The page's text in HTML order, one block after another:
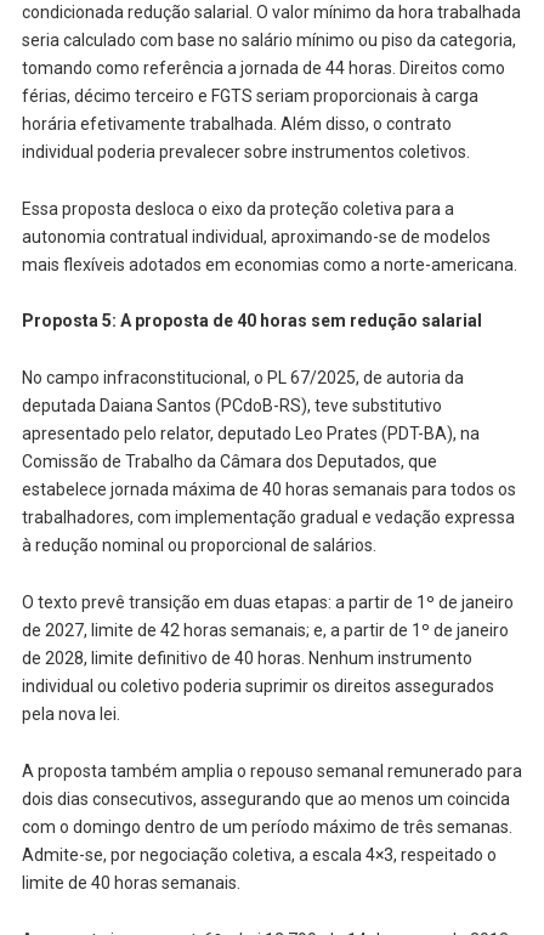
condicionada redução salarial. O valor mínimo da hora trabalhada
seria calculado com base no salário mínimo ou piso da categoria,
tomando como referência a jornada de 44 horas. Direitos como
férias, décimo terceiro e FGTS seriam proporcionais à carga
horária efetivamente trabalhada. Além disso, o contrato
individual poderia prevalecer sobre instrumentos coletivos.
Essa proposta desloca o eixo da proteção coletiva para a
autonomia contratual individual, aproximando-se de modelos
mais flexíveis adotados em economias como a norte-americana.
Proposta 5: A proposta de 40 horas sem redução salarial
No campo infraconstitucional, o PL 67/2025, de autoria da
deputada Daiana Santos (PCdoB-RS), teve substitutivo
apresentado pelo relator, deputado Leo Prates (PDT-BA), na
Comissão de Trabalho da Câmara dos Deputados, que
estabelece jornada máxima de 40 horas semanais para todos os
trabalhadores, com implementação gradual e vedação expressa
à redução nominal ou proporcional de salários.
O texto prevê transição em duas etapas: a partir de 1º de janeiro
de 2027, limite de 42 horas semanais; e, a partir de 1º de janeiro
de 2028, limite definitivo de 40 horas. Nenhum instrumento
individual ou coletivo poderia suprimir os direitos assegurados
pela nova lei.
A proposta também amplia o repouso semanal remunerado para
dois dias consecutivos, assegurando que ao menos um coincida
com o domingo dentro de um período máximo de três semanas.
Admite-se, por negociação coletiva, a escala 4×3, respeitado o
limite de 40 horas semanais.